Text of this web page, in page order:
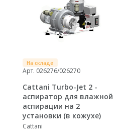
На складе
Арт. 026276/026270
Cattani Turbo-Jet 2 -
аспиратор для влажной
аспирации на 2
установки (в кожухе)
Cattani